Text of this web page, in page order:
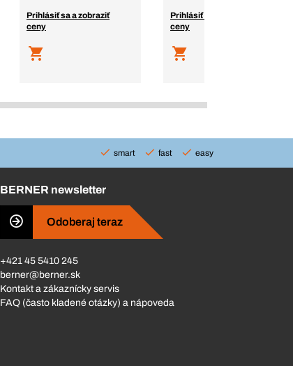
Prihlásiť sa a zobraziť
ceny
Prihlásiť sa a zobraziť
ceny
smart fast easy
BERNER newsletter
Odoberaj teraz
+421 45 5410 245
berner@berner.sk
Kontakt a zákaznícky servis
FAQ (často kladené otázky) a nápoveda